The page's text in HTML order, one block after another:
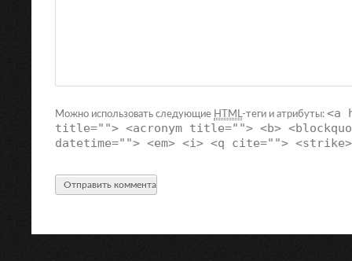
Можно использовать следующие HTML-теги и атрибуты: <a
title=""> <acronym title=""> <b>
datetime=""> <em> <i> <q cite="">